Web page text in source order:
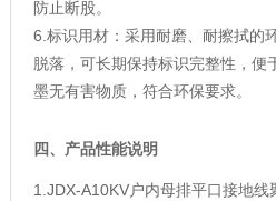
防止断股。
6.标识用材：采用耐磨、耐擦拭的
脱落，可长期保持标识完整性，便
墨无有害物质，符合环保要求。
四、产品性能说明
1.JDX-A10KV户内母排平口接地